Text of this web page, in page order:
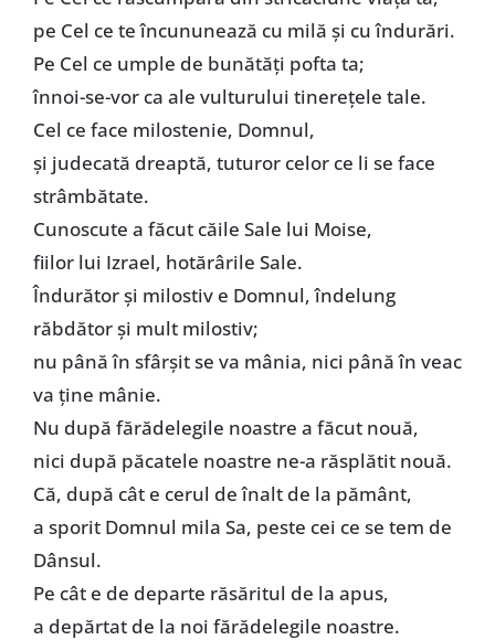
pe Cel ce te încununează cu milă şi cu îndurări.
Pe Cel ce umple de bunătăţi pofta ta;
înnoi-se-vor ca ale vulturului tinereţele tale.
Cel ce face milostenie, Domnul,
şi judecată dreaptă, tuturor celor ce li se face
strâmbătate.
Cunoscute a făcut căile Sale lui Moise,
fiilor lui Izrael, hotărârile Sale.
Îndurător şi milostiv e Domnul, îndelung
răbdător şi mult milostiv;
nu până în sfârşit se va mânia, nici până în veac
va ţine mânie.
Nu după fărădelegile noastre a făcut nouă,
nici după păcatele noastre ne-a răsplătit nouă.
Că, după cât e cerul de înalt de la pământ,
a sporit Domnul mila Sa, peste cei ce se tem de
Dânsul.
Pe cât e de departe răsăritul de la apus,
a depărtat de la noi fărădelegile noastre.